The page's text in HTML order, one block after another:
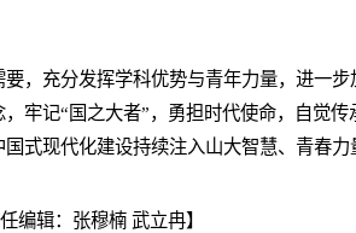
，充分发挥学科优势与青年力量，进一
牢记“国之大者”，勇担时代使命，自觉
式现代化建设持续注入山大智慧、青春力
辑：张穆楠 武立冉】